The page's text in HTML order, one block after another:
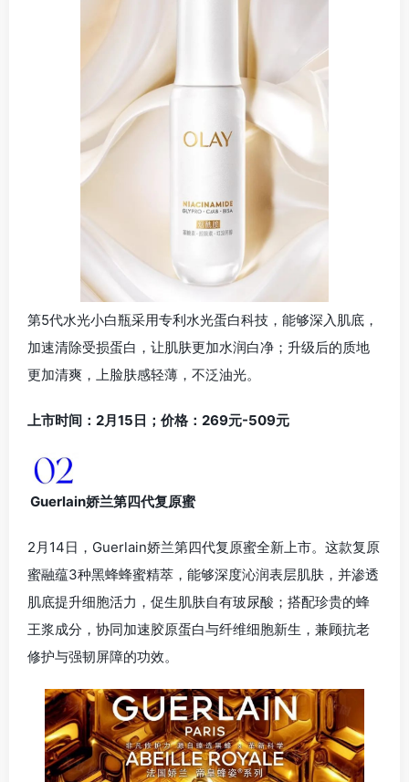
第5代水光小白瓶采用专利水光蛋白科技，能够深入肌底，
加速清除受损蛋白，让肌肤更加水润白净；升级后的质地
更加清爽，上脸肤感轻薄，不泛油光。
上市时间：2月15日；价格：269元-509元
Guerlain娇兰第四代复原蜜
2月14日，Guerlain娇兰第四代复原蜜全新上市。这款复原
蜜融蕴3种黑蜂蜂蜜精萃，能够深度沁润表层肌肤，并渗透
肌底提升细胞活力，促生肌肤自有玻尿酸；搭配珍贵的蜂
王浆成分，协同加速胶原蛋白与纤维细胞新生，兼顾抗老
修护与强韧屏障的功效。